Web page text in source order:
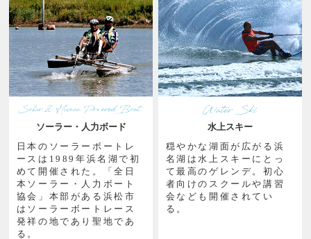
ソーラー・人力ボード
日本のソーラーボートレ
ースは1989年浜名湖で初
めて開催された。「全日
本ソーラー・人力ボート
協会」本部がある浜松市
はソーラーボートレース
発祥の地であり聖地であ
る。
水上スキー
穏やかな湖面が広がる浜
名湖は水上スキーにとっ
て最高のゲレンデ。初心
者向けのスクールや講習
会なども開催されてい
る。